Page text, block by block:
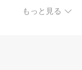
もっと見る